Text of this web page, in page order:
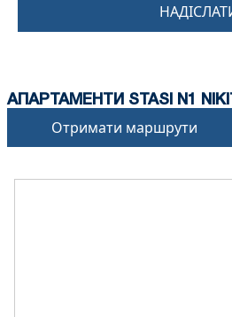
АПАРТАМЕНТИ STASI N1
Отримати маршрути